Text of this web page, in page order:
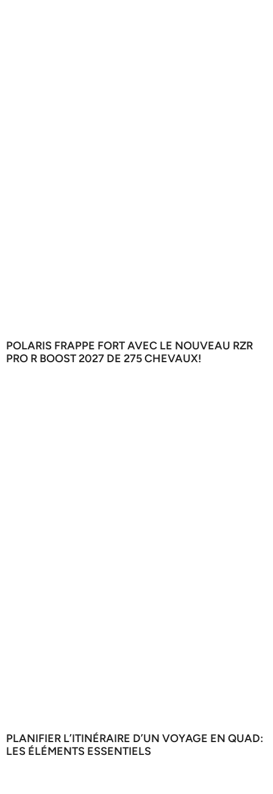
POLARIS FRAPPE FORT AVEC LE NOUVEAU RZR
PRO R BOOST 2027 DE 275 CHEVAUX!
PLANIFIER L’ITINÉRAIRE D’UN VOYAGE EN QUAD:
LES ÉLÉMENTS ESSENTIELS